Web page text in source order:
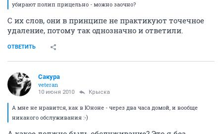
убирают полип прицельно - можно заочно?
С их слов, они в принципе не практикуют точечное
удаление, потому так однозначно и ответили.
ОТВЕТИТЬ
Сакура
veteran
10 июня 2010 Крыска
А мне не нравится, как в Юноне - через два часа домой, и вообще
никакого обслуживания :-)